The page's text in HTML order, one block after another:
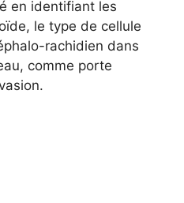
en identifiant les
le type de cellule
rachidien dans
comme porte